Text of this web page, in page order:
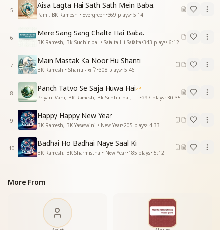
वैकुंठ स्वामिनी मा
श्वेत वस्त्र धारीनी
श्वेत चंदन धारीनी
श्वेत श्वेत श्वेतश्वरी मा
तू है जगत जननी मा
तूफाको तोहपा बनाए मा
मीठी मुस्कान तुम्हारी
शीतलता का निर बहाए
मीठी बोल तुम्हारी
स्वर्ग का द्वार तू जगका उद्धार तू
शिवकी शक्ति मा
नारी शक्ति की हो अवतार
हो जगदम्बे मा
तू है दानी मा तू है वरदानी मा
तू है जगत जननी मा
तू है दानी मा तू है वरदानी मा
तू है ज्ञान गंगा मा
तू है पतित पावनी मा
तू है ज्ञान गंगा मा
5
Aisa Lagta Hai Sath Sath Mein Baba.
Pami, BK Ramesh • Evergreen•369 plays• 5:14
6
Mere Sang Sang Chalte Hai Baba.
BK Ramesh, Bk Sudhir pal • Safalta Hi Safalta•343 plays• 6:12
7
Main Mastak Ka Noor Hu Shanti
BK Ramesh • Shanti - शांति•308 plays• 5:46
8
Panch Tatvo Se Saja Huwa Hai
•297 plays• 30:35
9
Happy Happy New Year
BK Ramesh, BK Yasaswini • New Year•205 plays• 4:33
10
Badhai Ho Badhai Naye Saal Ki
BK Ramesh, BK Sharmistha • New Year•185 plays• 5:12
More From